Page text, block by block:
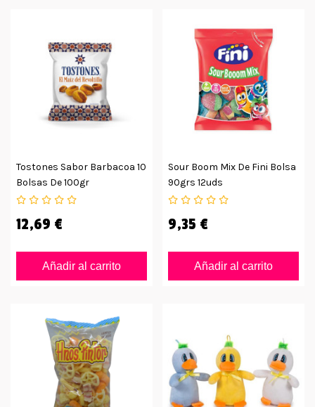
Tostones Sabor Barbacoa 10
Bolsas De 100gr
12,69 €
Añadir al carrito
Sour Boom Mix De Fini Bolsa
90grs 12uds
9,35 €
Añadir al carrito